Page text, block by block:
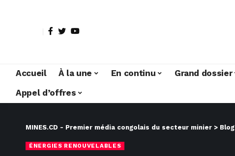
Accueil À la une En continu Grand dossier
Appel d’offres
MINES.CD - Premier média congolais du secteur minier > Blog
ÉNERGIES RENOUVELABLES